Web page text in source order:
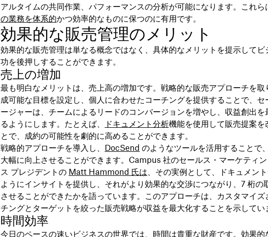
アルタイムの共同作業、パフォーマンスの分析が可能になります。これら
の業務を体系的かつ効率的なものに保つのに有用です。
効果的な販売管理のメリット
効果的な販売管理は単なる概念ではなく、具体的なメリットを提示してビ
功を後押しすることができます。
売上の増加
最も明白なメリットは、売上高の増加です。戦略的な販売アプローチを取
成可能な目標を設定し、個人に合わせたコーチングを提供することで、セ
ージャーは、チームによるリードのコンバージョンを増やし、収益創出を
るようにします。たとえば、
ドキュメント分析機能を使用して販売提案を
とで、成約の可能性を劇的に高めることができます。
戦略的アプローチを導入し、 DocSend のようなツールを活用することで
大幅に向上させることができます。Campus 社のセールス・マーケティ
ス プレジデントの Matt Hammond 氏は 、その実例として、ドキュメン
ようにインサイトを提供し、それがより効果的な交渉につながり、7 桁の
させることができたかを語っています。このアプローチは、カスタマイズ
チングとターゲットを絞った販売戦略が収益を最大化することを示してい
時間効率
今日のペースの速いビジネスの世界では、時間は貴重な財産です。効果的